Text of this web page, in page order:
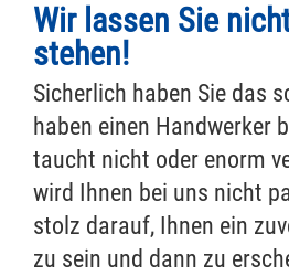
Wir lassen Sie
stehen!
Sicherlich haben Sie das
haben einen Handwerker
taucht nicht oder enorm
wird Ihnen bei uns nicht
stolz darauf, Ihnen ein
zu sein und dann zu